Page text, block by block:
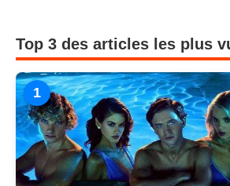
Top 3 des articles les plus
1